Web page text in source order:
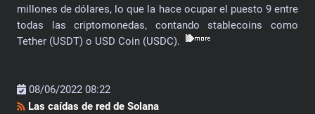
millones de dólares, lo que la hace ocupar el puesto 9 entre
todas las criptomonedas, contando stablecoins como
Tether (USDT) o USD Coin (USDC).
08/06/2022 08:22
Las caídas de red de Solana